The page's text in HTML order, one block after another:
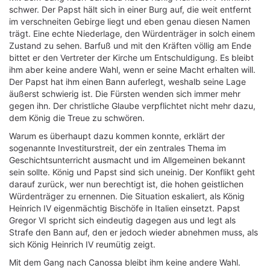
schwer. Der Papst hält sich in einer Burg auf, die weit entfernt
im verschneiten Gebirge liegt und eben genau diesen Namen
trägt. Eine echte Niederlage, den Würdenträger in solch einem
Zustand zu sehen. Barfuß und mit den Kräften völlig am Ende
bittet er den Vertreter der Kirche um Entschuldigung. Es bleibt
ihm aber keine andere Wahl, wenn er seine Macht erhalten will.
Der Papst hat ihm einen Bann auferlegt, weshalb seine Lage
äußerst schwierig ist. Die Fürsten wenden sich immer mehr
gegen ihn. Der christliche Glaube verpflichtet nicht mehr dazu,
dem König die Treue zu schwören.
Warum es überhaupt dazu kommen konnte, erklärt der
sogenannte Investiturstreit, der ein zentrales Thema im
Geschichtsunterricht ausmacht und im Allgemeinen bekannt
sein sollte. König und Papst sind sich uneinig. Der Konflikt geht
darauf zurück, wer nun berechtigt ist, die hohen geistlichen
Würdenträger zu ernennen. Die Situation eskaliert, als König
Heinrich IV eigenmächtig Bischöfe in Italien einsetzt. Papst
Gregor VI spricht sich eindeutig dagegen aus und legt als
Strafe den Bann auf, den er jedoch wieder abnehmen muss, als
sich König Heinrich IV reumütig zeigt.
Mit dem Gang nach Canossa bleibt ihm keine andere Wahl.